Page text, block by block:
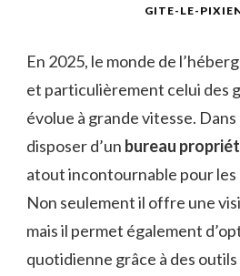
GITE-LE-
En 2025, le monde de
et particulièrement celui des
évolue à grande vitesse.
disposer d’un bureau
atout incontournable pour les
Non seulement il offre une
mais il permet également
quotidienne grâce à des